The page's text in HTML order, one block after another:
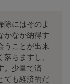
除にはそのよ
かなか納得す
うことが出来
ちますし、
。少量で済
ても経済的だ